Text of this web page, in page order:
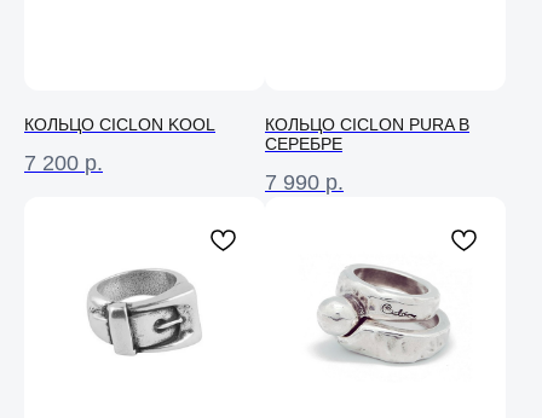
КОЛЬЦО CICLON KOOL
7 200 р.
КОЛЬЦО CICLON PURA В
СЕРЕБРЕ
7 990 р.